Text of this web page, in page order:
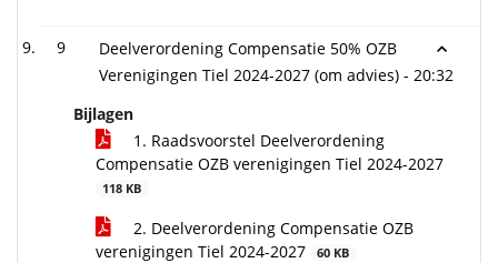
9
Deelverordening Compensatie 50% OZB
Verenigingen Tiel 2024-2027 (om advies) -20:32
Bijlagen
1. Raadsvoorstel Deelverordening
Compensatie OZB verenigingen Tiel 2024-2027
118 KB
2. Deelverordening Compensatie OZB
verenigingen Tiel 2024-2027
60 KB